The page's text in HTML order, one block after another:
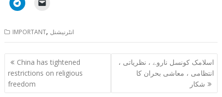
IMPORTANT, انٹرنیشنل
Post
navigation
China has tightened
restrictions on religious
freedom
اسلامک کونسل ناروے ، نظریاتی ،
انتظامی ، معاشی بحران کا
شکار